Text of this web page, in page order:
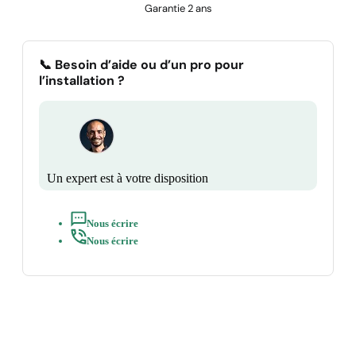
Garantie 2 ans
📞 Besoin d’aide ou d’un pro pour
l’installation ?
Un expert est à votre disposition
Nous écrire
Nous écrire